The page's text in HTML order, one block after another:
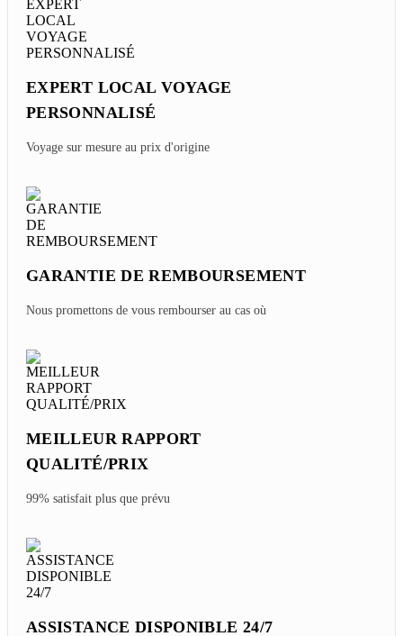
EXPERT LOCAL VOYAGE
PERSONNALISÉ
Voyage sur mesure au prix d'origine
GARANTIE DE REMBOURSEMENT
Nous promettons de vous rembourser au cas où
MEILLEUR RAPPORT
QUALITÉ/PRIX
99% satisfait plus que prévu
ASSISTANCE DISPONIBLE 24/7